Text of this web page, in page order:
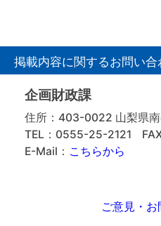
掲載内容に関するお問い合
企画財政課
住所：403-0022 山梨県
TEL：0555-25-2121
E-Mail： こちらから
ご意見・